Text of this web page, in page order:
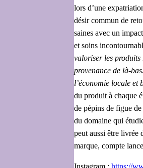
lors d’une
désir commun de
saines avec un
et soins
valoriser les produits
provenance de là-
l’économie locale et
du produit à chaque
de pépins de figue
du domaine qui
peut aussi être livrée
marque, compte
Instagram : https://